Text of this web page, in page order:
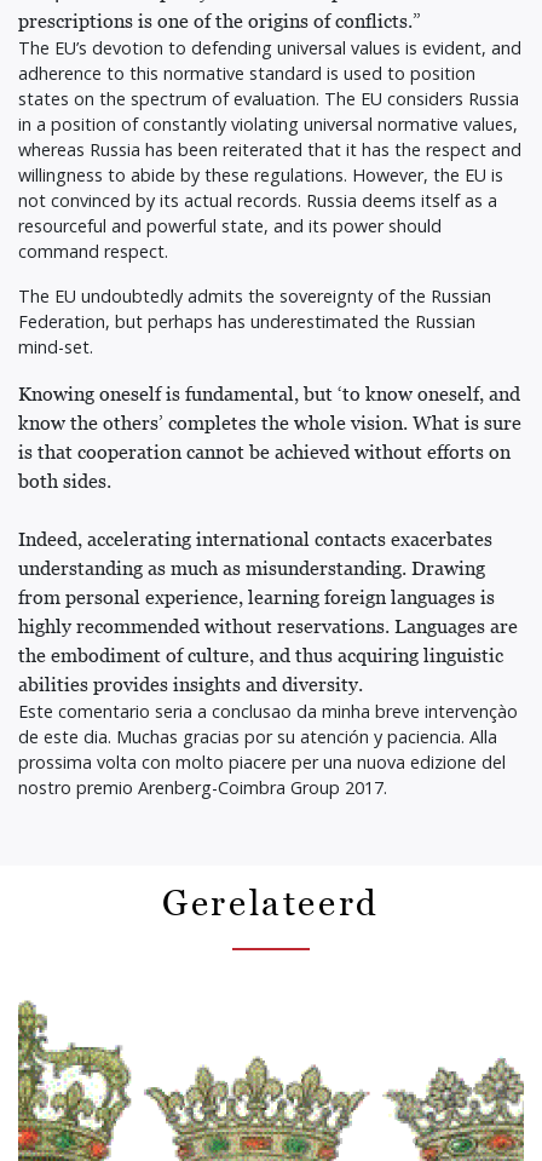
prescriptions is one of the origins of conflicts.”
The EU’s devotion to defending universal values is evident, and
adherence to this normative standard is used to position
states on the spectrum of evaluation. The EU considers Russia
in a position of constantly violating universal normative values,
whereas Russia has been reiterated that it has the respect and
willingness to abide by these regulations. However, the EU is
not convinced by its actual records. Russia deems itself as a
resourceful and powerful state, and its power should
command respect.
The EU undoubtedly admits the sovereignty of the Russian
Federation, but perhaps has underestimated the Russian
mind-set.
Knowing oneself is fundamental, but ‘to know oneself, and
know the others’ completes the whole vision. What is sure
is that cooperation cannot be achieved without efforts on
both sides.
Indeed, accelerating international contacts exacerbates
understanding as much as misunderstanding. Drawing
from personal experience, learning foreign languages is
highly recommended without reservations. Languages are
the embodiment of culture, and thus acquiring linguistic
abilities provides insights and diversity.
Este comentario seria a conclusao da minha breve intervençào
de este dia. Muchas gracias por su atención y paciencia. Alla
prossima volta con molto piacere per una nuova edizione del
nostro premio Arenberg-Coimbra Group 2017.
Gerelateerd